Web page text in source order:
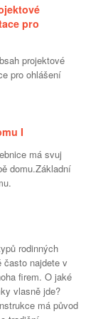
pro
projektové
pro ohlášení
I
má svuj
domu.Základní
rodinných
často najdete v
firem. O jaké
vlasně jde?
má původ